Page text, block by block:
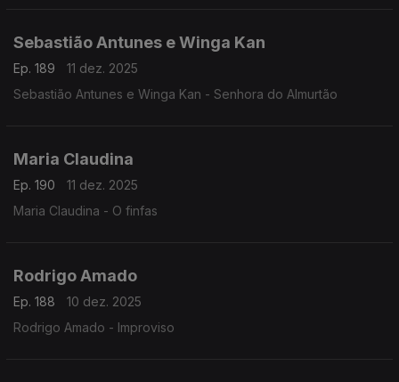
Sebastião Antunes e Winga Kan
Ep. 189
11 dez. 2025
Sebastião Antunes e Winga Kan - Senhora do Almurtão
Maria Claudina
Ep. 190
11 dez. 2025
Maria Claudina - O finfas
Rodrigo Amado
Ep. 188
10 dez. 2025
Rodrigo Amado - Improviso